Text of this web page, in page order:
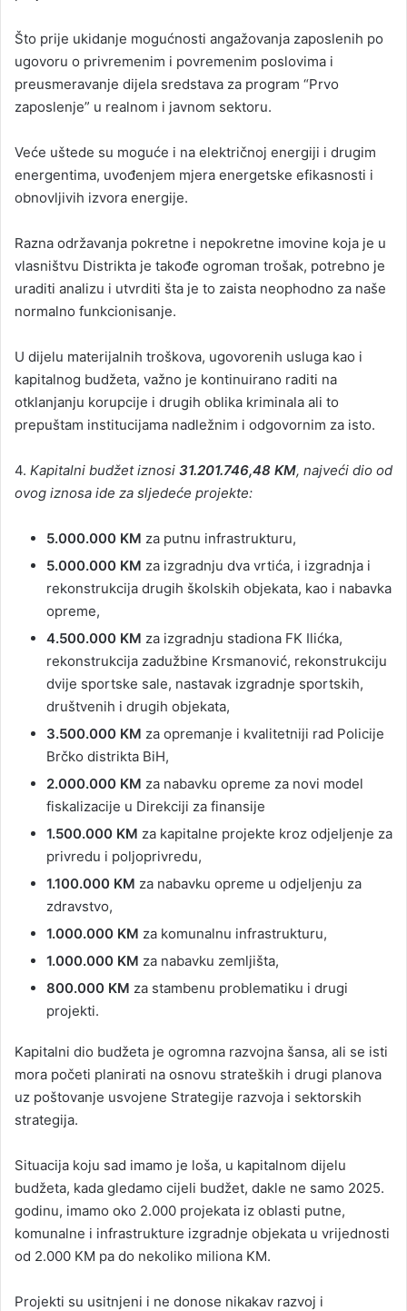
Što prije ukidanje mogućnosti angažovanja zaposlenih po
ugovoru o privremenim i povremenim poslovima i
preusmeravanje dijela sredstava za program “Prvo
zaposlenje” u realnom i javnom sektoru.
Veće uštede su moguće i na električnoj energiji i drugim
energentima, uvođenjem mjera energetske efikasnosti i
obnovljivih izvora energije.
Razna održavanja pokretne i nepokretne imovine koja je u
vlasništvu Distrikta je takođe ogroman trošak, potrebno je
uraditi analizu i utvrditi šta je to zaista neophodno za naše
normalno funkcionisanje.
U dijelu materijalnih troškova, ugovorenih usluga kao i
kapitalnog budžeta, važno je kontinuirano raditi na
otklanjanju korupcije i drugih oblika kriminala ali to
prepuštam institucijama nadležnim i odgovornim za isto.
4. Kapitalni budžet iznosi 31.201.746,48 KM, najveći dio od
ovog iznosa ide za sljedeće projekte:
5.000.000 KM za putnu infrastrukturu,
5.000.000 KM za izgradnju dva vrtića, i izgradnja i
rekonstrukcija drugih školskih objekata, kao i nabavka
opreme,
4.500.000 KM za izgradnju stadiona FK Ilićka,
rekonstrukcija zadužbine Krsmanović, rekonstrukciju
dvije sportske sale, nastavak izgradnje sportskih,
društvenih i drugih objekata,
3.500.000 KM za opremanje i kvalitetniji rad Policije
Brčko distrikta BiH,
2.000.000 KM za nabavku opreme za novi model
fiskalizacije u Direkciji za finansije
1.500.000 KM za kapitalne projekte kroz odjeljenje za
privredu i poljoprivredu,
1.100.000 KM za nabavku opreme u odjeljenju za
zdravstvo,
1.000.000 KM za komunalnu infrastrukturu,
1.000.000 KM za nabavku zemljišta,
800.000 KM za stambenu problematiku i drugi
projekti.
Kapitalni dio budžeta je ogromna razvojna šansa, ali se isti
mora početi planirati na osnovu strateških i drugi planova
uz poštovanje usvojene Strategije razvoja i sektorskih
strategija.
Situacija koju sad imamo je loša, u kapitalnom dijelu
budžeta, kada gledamo cijeli budžet, dakle ne samo 2025.
godinu, imamo oko 2.000 projekata iz oblasti putne,
komunalne i infrastrukture izgradnje objekata u vrijednosti
od 2.000 KM pa do nekoliko miliona KM.
Projekti su usitnjeni i ne donose nikakav razvoj i